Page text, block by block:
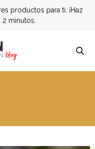
productos para ti. ¡Haz
minutos.